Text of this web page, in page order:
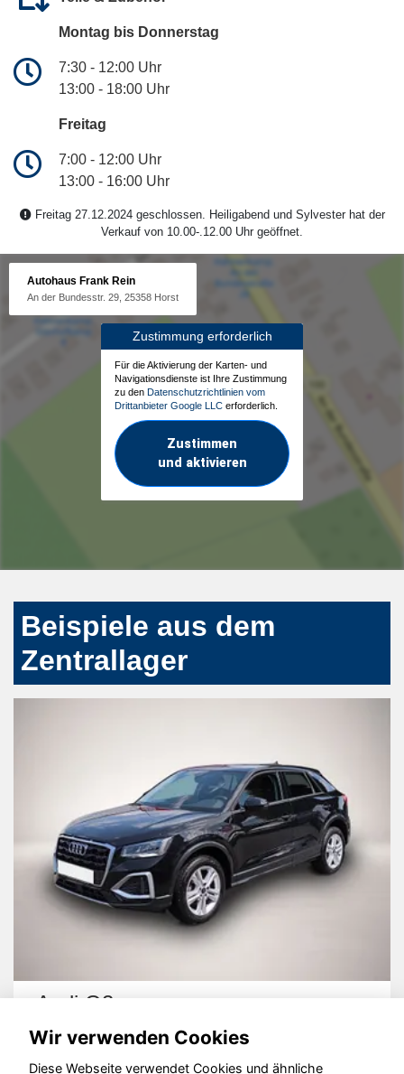
Montag bis Donnerstag
7:30 - 12:00 Uhr
13:00 - 18:00 Uhr
Freitag
7:00 - 12:00 Uhr
13:00 - 16:00 Uhr
Freitag 27.12.2024 geschlossen. Heiligabend und Sylvester hat der
Verkauf von 10.00-.12.00 Uhr geöffnet.
Autohaus Frank Rein
An der Bundesstr. 29, 25358 Horst
Zustimmung erforderlich
Für die Aktivierung der Karten- und
Navigationsdienste ist Ihre Zustimmung
zu den Datenschutzrichtlinien vom
Drittanbieter Google LLC erforderlich.
Zustimmen
und aktivieren
Beispiele aus dem
Zentrallager
Audi Q2
Wir verwenden Cookies
Diese Webseite verwendet Cookies und ähnliche